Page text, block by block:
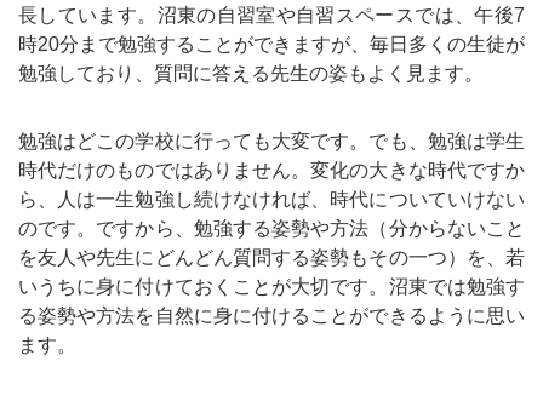
長しています。沼東の自習室や自習スペースでは、午後7
時20分まで勉強することができますが、毎日多くの生徒が
勉強しており、質問に答える先生の姿もよく見ます。
勉強はどこの学校に行っても大変です。でも、勉強は学生
時代だけのものではありません。変化の大きな時代ですか
ら、人は一生勉強し続けなければ、時代についていけない
のです。ですから、勉強する姿勢や方法（分からないこと
を友人や先生にどんどん質問する姿勢もその一つ）を、若
いうちに身に付けておくことが大切です。沼東では勉強す
る姿勢や方法を自然に身に付けることができるように思い
ます。